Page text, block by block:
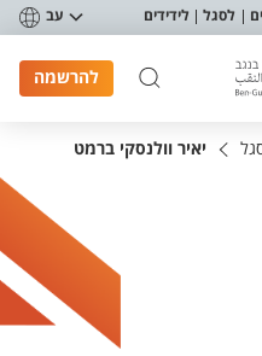
לסגל לידידים עב
להרשמה
יאיר וולנסקי ברמט